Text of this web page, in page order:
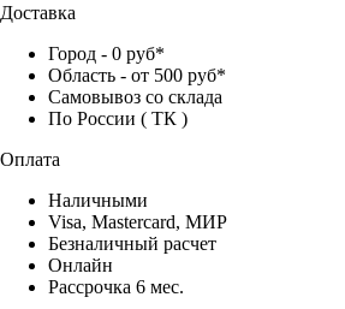
Доставка
Город - 0 руб*
Область - от 500 руб*
Самовывоз со склада
По России ( ТК )
Оплата
Наличными
Visa, Mastercard, МИР
Безналичный расчет
Онлайн
Рассрочка 6 мес.